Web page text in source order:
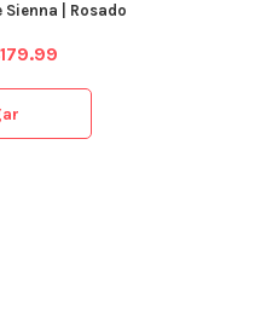
Sienna | Rosado
179.99